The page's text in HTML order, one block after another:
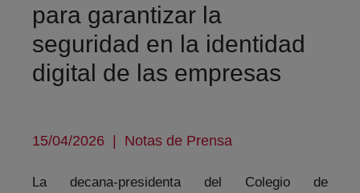
para garantizar la
seguridad en la identidad
digital de las empresas
15/04/2026 | Notas de Prensa
La decana-presidenta del Colegio de